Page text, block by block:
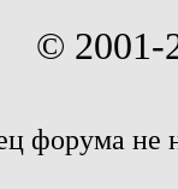
© 2001-
форума не